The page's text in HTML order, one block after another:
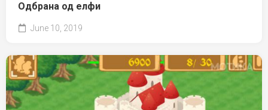
Одбрана од елфи
June 10, 2019